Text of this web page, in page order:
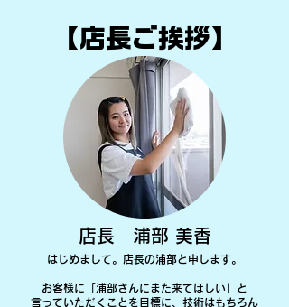
​【店長ご挨拶】
店長 浦部​ 美香
はじめまして。店長の浦部と申します。
お客様に「浦部さんにまた来てほしい」と
言っていただくことを目標に、技術はもちろん